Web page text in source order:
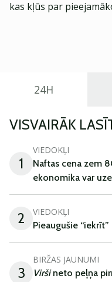
kas kļūs par
24H
VISVAIRĀK
1
VIEDOKĻI
Naftas cena zem
ekonomika var
2 VIEDOKĻI
Pieaugušie
3
BIRŽAS JAUNUMI
Viršineto peļņa